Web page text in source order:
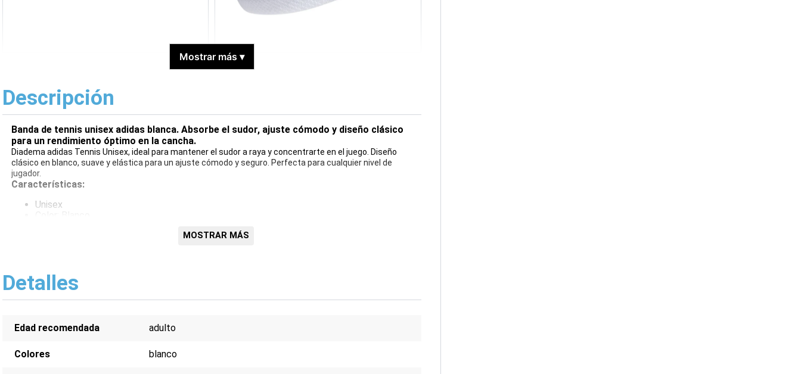
Mostrar más ▾
Descripción
Banda de tennis unisex adidas blanca. Absorbe el sudor, ajuste cómodo y diseño clásico
para un rendimiento óptimo en la cancha.
Diadema adidas Tennis Unisex, ideal para mantener el sudor a raya y concentrarte en el juego. Diseño
clásico en blanco, suave y elástica para un ajuste cómodo y seguro. Perfecta para cualquier nivel de
jugador.
Características:
Unisex
MOSTRAR MÁS
Detalles
Edad recomendada adulto
Colores blanco